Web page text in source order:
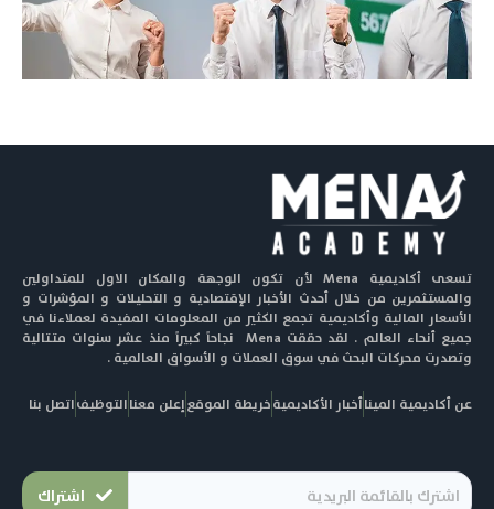
تسعى أكاديمية Mena لأن تكون الوجهة والمكان الاول للمتداولين
والمستثمرين من خلال أحدث الأخبار الإقتصادية و التحليلات و المؤشرات و
الأسعار المالية وأكاديمية تجمع الكثير من المعلومات المفيدة لعملاءنا في
جميع أنحاء العالم . لقد حققت Mena نجاحاً كبيراً منذ عشر سنوات متتالية
وتصدرت محركات البحث في سوق العملات و الأسواق العالمية .
عن أكاديمية الميناأخبار الأكاديميةخريطة الموقعإعلن معناالتوظيفاتصل بنا
اشتراك